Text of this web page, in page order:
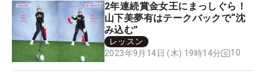
2年連続賞金女王にまっしぐら！
山下美夢有はテークバックで“沈
み込む”
レッスン
2023年9月14日 (木) 19時14分
10